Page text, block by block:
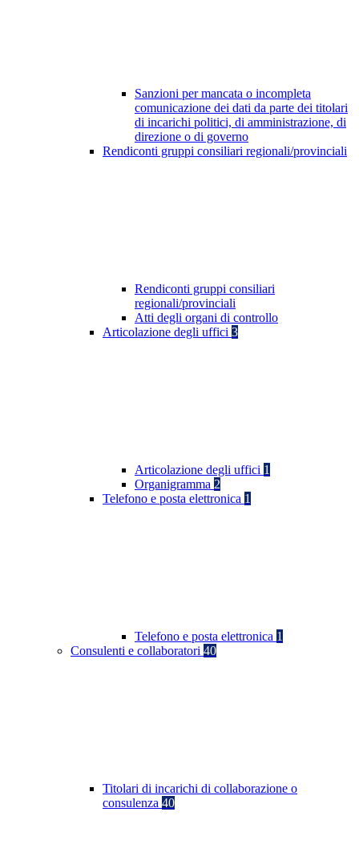
Sanzioni per mancata o incompleta
comunicazione dei dati da parte dei titolari
di incarichi politici, di amministrazione, di
direzione o di governo
Rendiconti gruppi consiliari regionali/provinciali
Rendiconti gruppi consiliari
regionali/provinciali
Atti degli organi di controllo
Articolazione degli uffici 3
Articolazione degli uffici 1
Organigramma 2
Telefono e posta elettronica 1
Telefono e posta elettronica 1
Consulenti e collaboratori 40
Titolari di incarichi di collaborazione o
consulenza 40